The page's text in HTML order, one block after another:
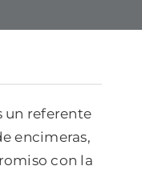
un referente
encimeras,
con la